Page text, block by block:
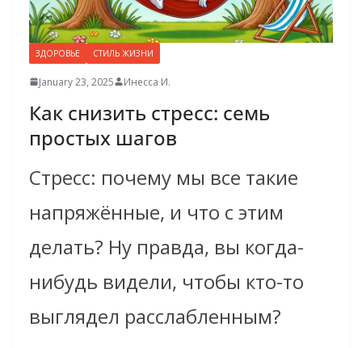
ЗДОРОВЬЕ СТИЛЬ ЖИЗНИ
January 23, 2025 Инесса И.
Как снизить стресс: семь
простых шагов
Стресс: почему мы все такие
напряжённые, и что с этим
делать? Ну правда, вы когда-
нибудь видели, чтобы кто-то
выглядел расслабленным?